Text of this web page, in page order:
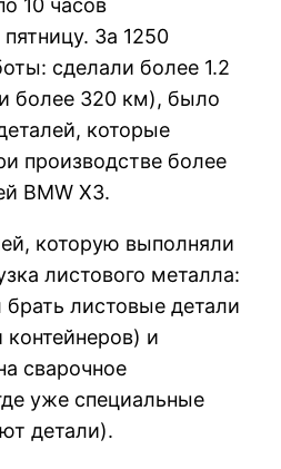
10 часов
За 1250
сделали более 1.2
более 320 км), было
которые
производстве более
BMW X3.
которую выполняли
листового металла:
листовые детали
и
сварочное
уже специальные
детали).